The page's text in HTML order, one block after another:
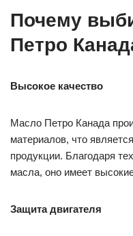
Почему
Петро
Высокое качество
Масло Петро Канада
материалов, что
продукции. Благодаря
масла, оно имеет
Защита двигателя